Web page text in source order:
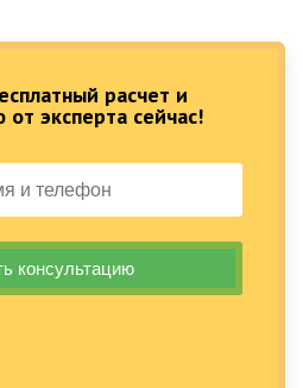
расчет и
от эксперта сейчас!